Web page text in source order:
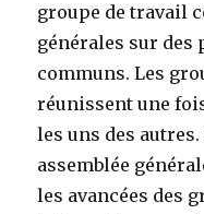
groupe de travail
générales sur des
communs. Les
réunissent une
les uns des autres.
assemblée
les avancées des